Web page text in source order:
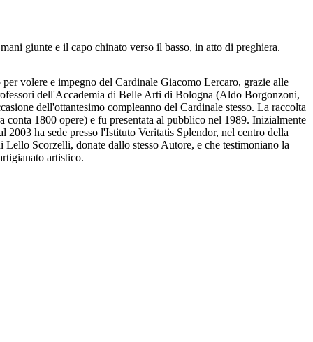
giunte e il capo chinato verso il basso, in atto di preghiera.
volere e impegno del Cardinale Giacomo Lercaro, grazie alle
dell'Accademia di Belle Arti di Bologna (Aldo Borgonzoni,
dell'ottantesimo compleanno del Cardinale stesso. La raccolta
conta 1800 opere) e fu presentata al pubblico nel 1989. Inizialmente
ha sede presso l'Istituto Veritatis Splendor, nel centro della
Scorzelli, donate dallo stesso Autore, e che testimoniano la
artistico.